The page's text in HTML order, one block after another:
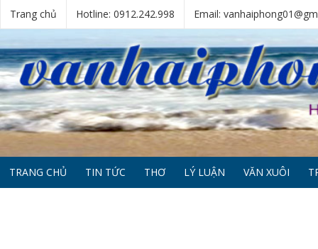
Trang chủ Hotline: 0912.242.998 Email:
TRANG CHỦ TIN TỨC THƠ LÝ LUẬN VĂN XUÔI